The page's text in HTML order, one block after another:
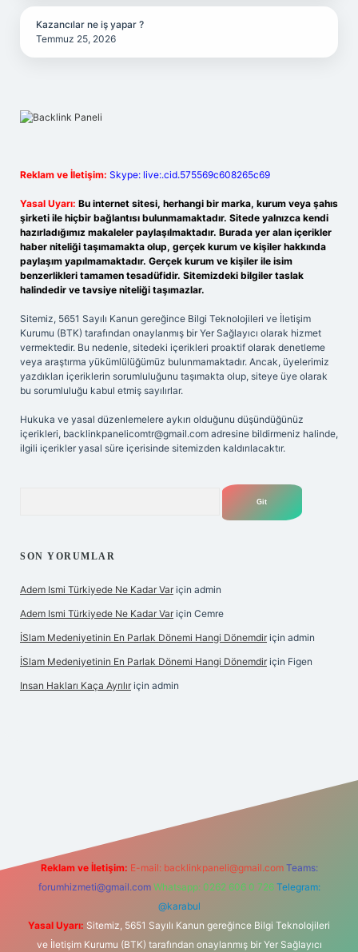
Kazancılar ne iş yapar ?
Temmuz 25, 2026
Reklam ve İletişim: Skype: live:.cid.575569c608265c69
Yasal Uyarı: Bu internet sitesi, herhangi bir marka, kurum veya şahıs
şirketi ile hiçbir bağlantısı bulunmamaktadır. Sitede yalnızca kendi
hazırladığımız makaleler paylaşılmaktadır. Burada yer alan içerikler
haber niteliği taşımamakta olup, gerçek kurum ve kişiler hakkında
paylaşım yapılmamaktadır. Gerçek kurum ve kişiler ile isim
benzerlikleri tamamen tesadüfidir. Sitemizdeki bilgiler taslak
halindedir ve tavsiye niteliği taşımazlar.
Sitemiz, 5651 Sayılı Kanun gereğince Bilgi Teknolojileri ve İletişim
Kurumu (BTK) tarafından onaylanmış bir Yer Sağlayıcı olarak hizmet
vermektedir. Bu nedenle, sitedeki içerikleri proaktif olarak denetleme
veya araştırma yükümlülüğümüz bulunmamaktadır. Ancak, üyelerimiz
yazdıkları içeriklerin sorumluluğunu taşımakta olup, siteye üye olarak
bu sorumluluğu kabul etmiş sayılırlar.
Hukuka ve yasal düzenlemelere aykırı olduğunu düşündüğünüz
içerikleri, backlinkpanelicomtr@gmail.com adresine bildirmeniz halinde,
ilgili içerikler yasal süre içerisinde sitemizden kaldırılacaktır.
SON YORUMLAR
Adem Ismi Türkiyede Ne Kadar Var için admin
Adem Ismi Türkiyede Ne Kadar Var için Cemre
İSlam Medeniyetinin En Parlak Dönemi Hangi Dönemdir için admin
İSlam Medeniyetinin En Parlak Dönemi Hangi Dönemdir için Figen
Insan Hakları Kaça Ayrılır için admin
Reklam ve İletişim: E-mail: backlinkpaneli@gmail.com Teams:
forumhizmeti@gmail.com Whatsapp: 0262 606 0 726 Telegram:
@karabul
Yasal Uyarı: Sitemiz, 5651 Sayılı Kanun gereğince Bilgi Teknolojileri
ve İletişim Kurumu (BTK) tarafından onaylanmış bir Yer Sağlayıcı